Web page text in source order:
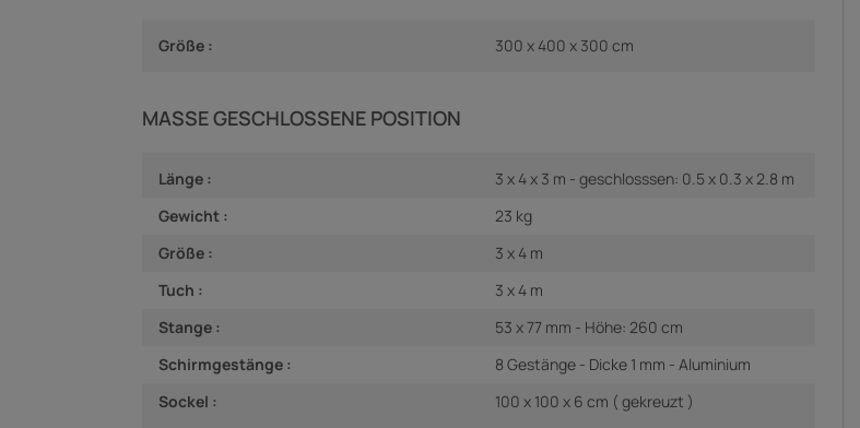
Größe : 300 x 400 x 300 cm
MASSE GESCHLOSSENE POSITION
Länge :
3 x 4 x 3 m - geschlosssen: 0.5 x 0.3 x 2.8 m
Gewicht :
23 kg
Größe :
3 x 4 m
Tuch :
3 x 4 m
Stange :
53 x 77 mm - Höhe: 260 cm
Schirmgestänge :
8 Gestänge - Dicke 1 mm - Aluminium
Sockel :
100 x 100 x 6 cm ( gekreuzt )